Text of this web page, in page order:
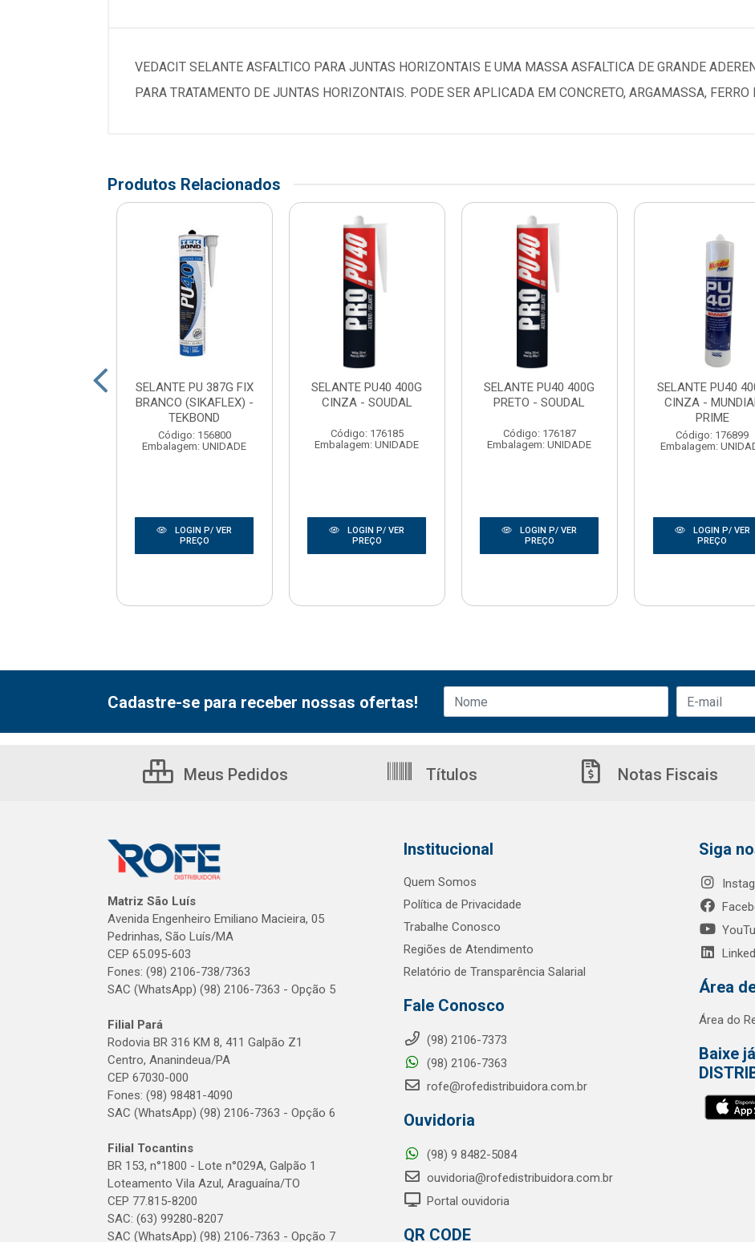
VEDACIT SELANTE ASFALTICO PARA JUNTAS HORIZONTAIS E UMA MASSA ASFALTICA DE GRANDE
PARA TRATAMENTO DE JUNTAS HORIZONTAIS. PODE SER APLICADA EM CONCRETO, ARGAMASSA, FERRO
Produtos Relacionados
SELANTE PU 387G FIX
BRANCO (SIKAFLEX) -
TEKBOND
Código: 156800
Embalagem: UNIDADE
LOGIN P/ VER
PREÇO
SELANTE PU40 400G
CINZA - SOUDAL
Código: 176185
Embalagem: UNIDADE
LOGIN P/ VER
PREÇO
SELANTE PU40 400G
PRETO - SOUDAL
Código: 176187
Embalagem: UNIDADE
LOGIN P/ VER
PREÇO
SELANTE PU40
CINZA -
PRIME
Código: 176899
Embalagem:
LOGIN P/ VER
PREÇO
Cadastre-se para receber nossas ofertas!
Meus Pedidos Títulos Notas Fiscais
Matriz São Luís
Avenida Engenheiro Emiliano Macieira, 05
Pedrinhas, São Luís/MA
CEP 65.095-603
Fones: (98) 2106-738/7363
SAC (WhatsApp) (98) 2106-7363 - Opção 5
Filial Pará
Rodovia BR 316 KM 8, 411 Galpão Z1
Centro, Ananindeua/PA
CEP 67030-000
Fones: (98) 98481-4090
SAC (WhatsApp) (98) 2106-7363 - Opção 6
Filial Tocantins
BR 153, n°1800 - Lote n°029A, Galpão 1
Loteamento Vila Azul, Araguaína/TO
CEP 77.815-8200
SAC: (63) 99280-8207
SAC (WhatsApp) (98) 2106-7363 - Opção 7
Institucional
Quem Somos
Política de Privacidade
Trabalhe Conosco
Regiões de Atendimento
Relatório de Transparência Salarial
Fale Conosco
(98) 2106-7373
(98) 2106-7363
rofe@rofedistribuidora.com.br
Ouvidoria
(98) 9 8482-5084
ouvidoria@rofedistribuidora.com.br
Portal ouvidoria
QR CODE
Siga
Área
Área do
Baixe